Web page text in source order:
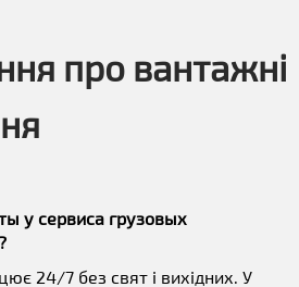
про вантажні
у сервиса грузовых
24/7 без свят і вихідних. У